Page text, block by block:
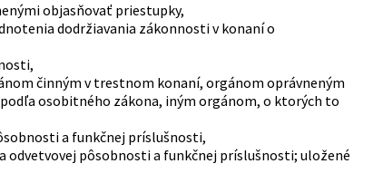
objasňovať priestupky,
dodržiavania zákonnosti v konaní o
činným v trestnom konaní, orgánom oprávneným
osobitného zákona, iným orgánom, o ktorých to
a funkčnej príslušnosti,
odvetvovej pôsobnosti a funkčnej príslušnosti; uložené